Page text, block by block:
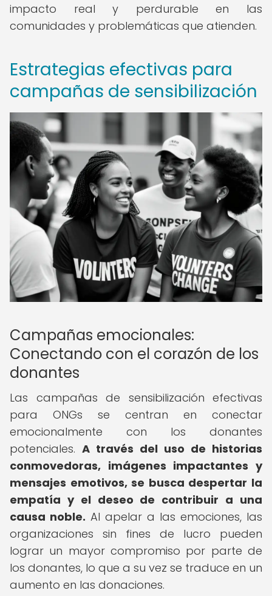
impacto real y perdurable en las
comunidades y problemáticas que atienden.
Estrategias efectivas para
campañas de sensibilización
Campañas emocionales:
Conectando con el corazón de los
donantes
Las campañas de sensibilización efectivas
para ONGs se centran en conectar
emocionalmente con los donantes
potenciales. A través del uso de historias
conmovedoras, imágenes impactantes y
mensajes emotivos, se busca despertar la
empatía y el deseo de contribuir a una
causa noble. Al apelar a las emociones, las
organizaciones sin fines de lucro pueden
lograr un mayor compromiso por parte de
los donantes, lo que a su vez se traduce en un
aumento en las donaciones.